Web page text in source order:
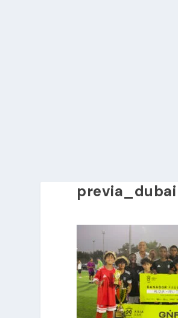
previa_dubai